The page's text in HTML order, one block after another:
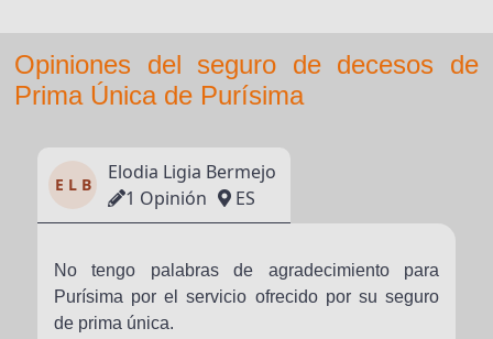
Opiniones del seguro de decesos de
Prima Única de Purísima
E L B
Elodia Ligia Bermejo
1 Opinión
ES
No tengo palabras de agradecimiento para
Purísima por el servicio ofrecido por su seguro
de prima única.